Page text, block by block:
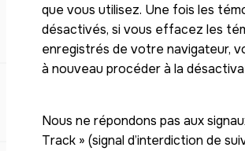
que vous utilisez. Une fois les
désactivés, si vous effacez les
enregistrés de votre navigateur,
à nouveau procéder à la
Nous ne répondons pas aux
Track » (signal d’interdiction de